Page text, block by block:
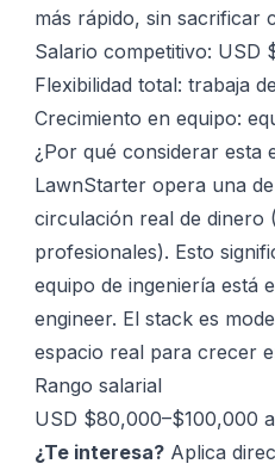
más rápido, sin sacrificar
Salario competitivo: USD
Flexibilidad total: trabaja
Crecimiento en equipo:
¿Por qué considerar esta
LawnStarter opera una
circulación real de dinero
profesionales). Esto
equipo de ingeniería está
engineer. El stack es
espacio real para crecer
Rango salarial
USD $80,000–$100,000
¿Te interesa? Aplica